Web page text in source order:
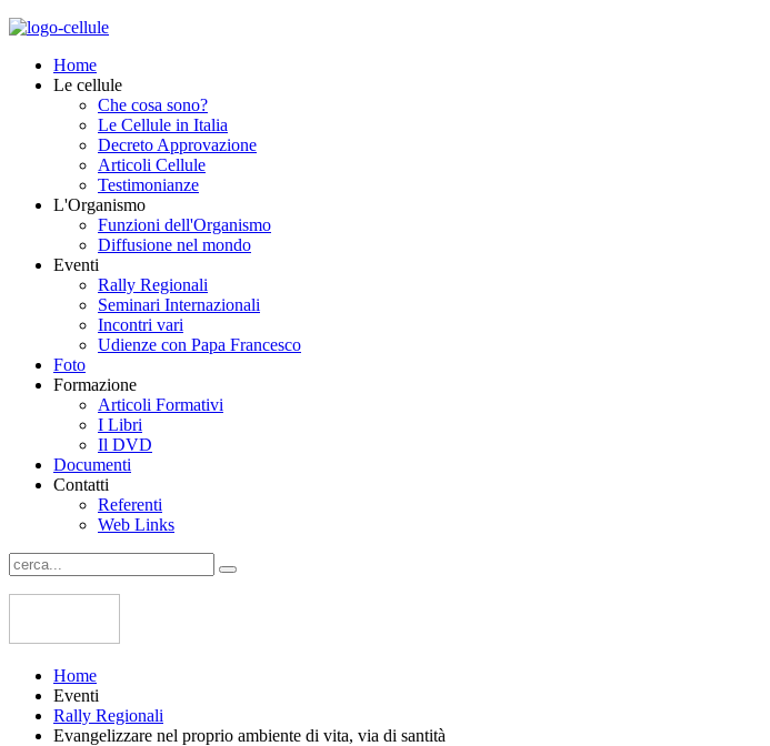
Home
Le cellule
Che cosa sono?
Le Cellule in Italia
Decreto Approvazione
Articoli Cellule
Testimonianze
L'Organismo
Funzioni dell'Organismo
Diffusione nel mondo
Eventi
Rally Regionali
Seminari Internazionali
Incontri vari
Udienze con Papa Francesco
Foto
Formazione
Articoli Formativi
I Libri
Il DVD
Documenti
Contatti
Referenti
Web Links
Home
Eventi
Rally Regionali
Evangelizzare nel proprio ambiente di vita, via di santità